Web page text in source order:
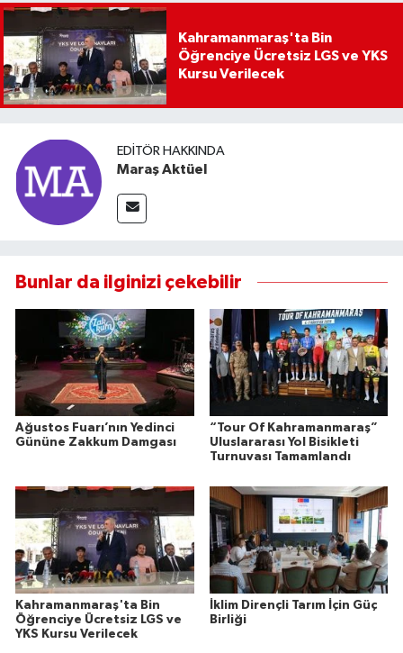
Kahramanmaraş'ta Bin
Öğrenciye Ücretsiz LGS ve YKS
Kursu Verilecek
EDITÖR HAKKINDA
Maraş Aktüel
Bunlar da ilginizi çekebilir
Ağustos Fuarı’nın Yedinci
Gününe Zakkum Damgası
“Tour Of Kahramanmaraş”
Uluslararası Yol Bisikleti
Turnuvası Tamamlandı
Kahramanmaraş'ta Bin
Öğrenciye Ücretsiz LGS ve
YKS Kursu Verilecek
İklim Dirençli Tarım İçin Güç
Birliği